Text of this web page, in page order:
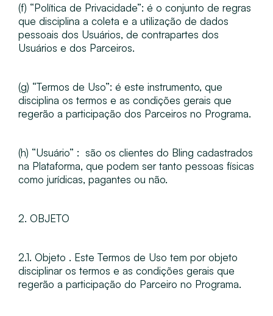
(f) “​Política de Privacidade​”: é o conjunto de regras
que disciplina a coleta e a utilização de dados
pessoais dos Usuários, de contrapartes dos
Usuários e dos Parceiros.
(g) “​Termos de Uso​”: é este instrumento, que
disciplina os termos e as condições gerais que
regerão a participação dos Parceiros no Programa.
(h) “Usuário”​ : ​ são os clientes do Bling cadastrados
na Plataforma, que podem ser tanto pessoas físicas
como jurídicas, pagantes ou não.
2. OBJETO
2.1. Objeto​ . Este Termos de Uso tem por objeto
disciplinar os termos e as condições gerais que
regerão a participação do Parceiro no Programa.